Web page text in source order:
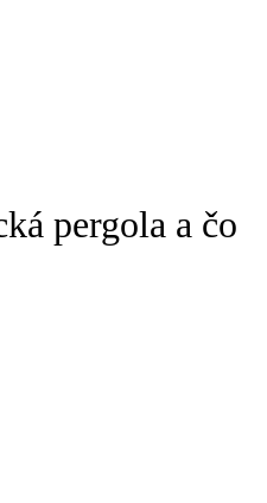
pergola a čo